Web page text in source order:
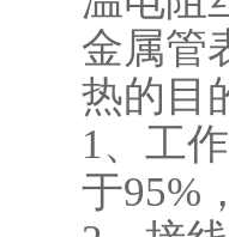
金属管
热的目
1、工
于95%